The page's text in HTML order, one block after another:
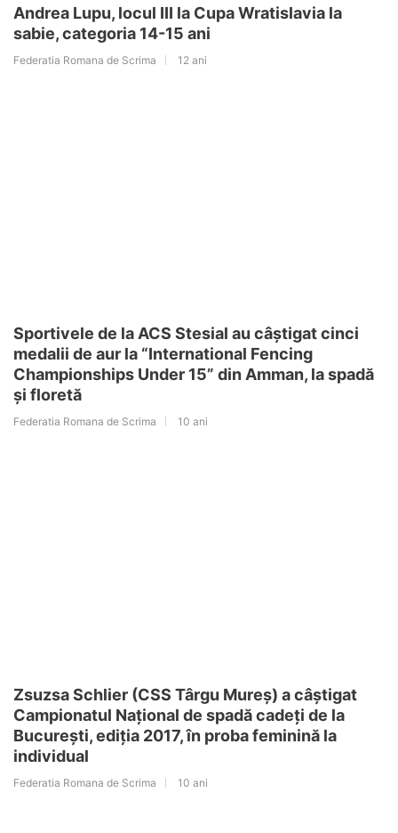
Andrea Lupu, locul III la Cupa Wratislavia la
sabie, categoria 14-15 ani
Federatia Romana de Scrima 12 ani
Sportivele de la ACS Stesial au câștigat cinci
medalii de aur la “International Fencing
Championships Under 15” din Amman, la spadă
și floretă
Federatia Romana de Scrima 10 ani
Zsuzsa Schlier (CSS Târgu Mureș) a câștigat
Campionatul Național de spadă cadeți de la
București, ediția 2017, în proba feminină la
individual
Federatia Romana de Scrima 10 ani